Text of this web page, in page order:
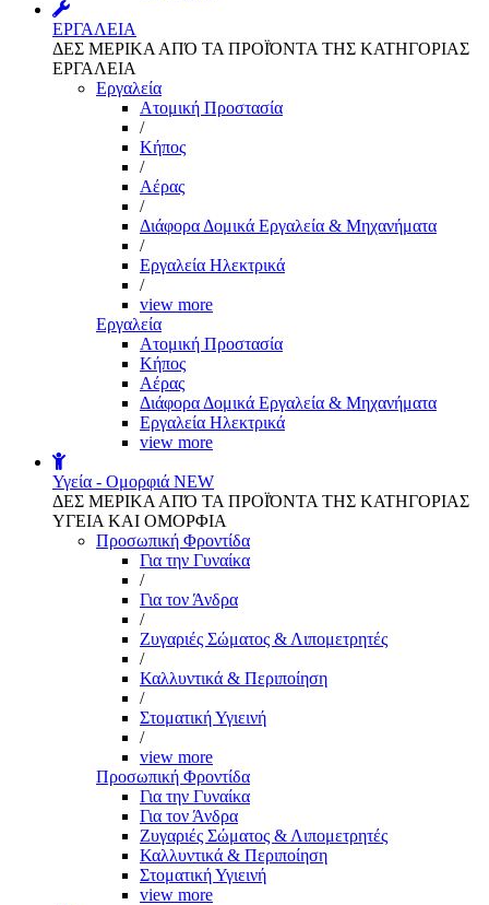
ΕΡΓΑΛΕΙΑ
ΔΕΣ ΜΕΡΙΚΑ ΑΠΌ ΤΑ ΠΡΟΪΌΝΤΑ ΤΗΣ ΚΑΤΗΓΟΡΙΑΣ
ΕΡΓΑΛΕΙΑ
Εργαλεία
Aτομική Προστασία
/
Kήπος
/
Αέρας
/
Διάφορα Δομικά Εργαλεία & Μηχανήματα
/
Εργαλεία Ηλεκτρικά
/
view more
Εργαλεία
Aτομική Προστασία
Kήπος
Αέρας
Διάφορα Δομικά Εργαλεία & Μηχανήματα
Εργαλεία Ηλεκτρικά
view more
Υγεία - Ομορφιά NEW
ΔΕΣ ΜΕΡΙΚΑ ΑΠΌ ΤΑ ΠΡΟΪΌΝΤΑ ΤΗΣ ΚΑΤΗΓΟΡΙΑΣ
ΥΓΕΙΑ ΚΑΙ ΟΜΟΡΦΙΑ
Προσωπική Φροντίδα
Για την Γυναίκα
/
Για τον Άνδρα
/
Ζυγαριές Σώματος & Λιπομετρητές
/
Καλλυντικά & Περιποίηση
/
Στοματική Υγιεινή
/
view more
Προσωπική Φροντίδα
Για την Γυναίκα
Για τον Άνδρα
Ζυγαριές Σώματος & Λιπομετρητές
Καλλυντικά & Περιποίηση
Στοματική Υγιεινή
view more